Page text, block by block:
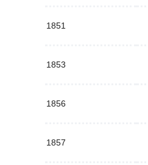
1851
1853
1856
1857